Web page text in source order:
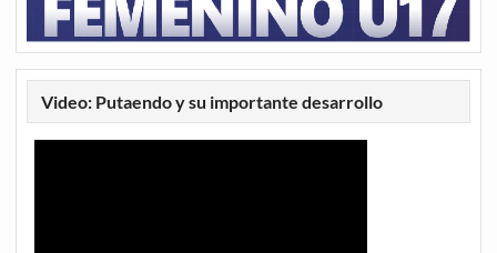
Video: Putaendo y su importante desarrollo